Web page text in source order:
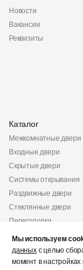
Новости
Вакансии
Реквизиты
Каталог
Межкомнатные двери
Входные двери
Скрытые двери
Системы открывания
Раздвижные двери
Стеклянные двери
Перегородки
Фурнитура
Мы используем
данныхс целью
момент в